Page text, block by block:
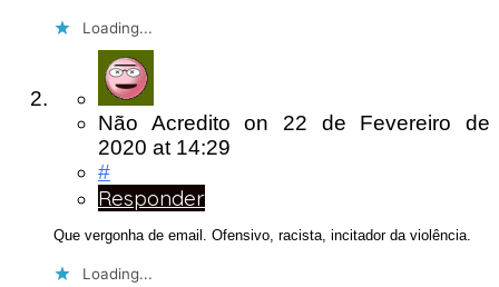
Loading...
Não Acredito on 22 de Fevereiro de
2020 at 14:29
#
Responder
Que vergonha de email. Ofensivo, racista, incitador da violência.
Loading...